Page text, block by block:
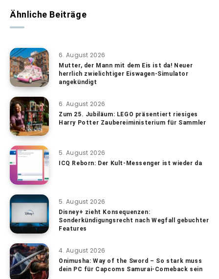
Ähnliche Beiträge
6. August 2026
Mutter, der Mann mit dem Eis ist da! Neuer
herrlich zwielichtiger Eiswagen-Simulator
angekündigt
6. August 2026
Zum 25. Jubiläum: LEGO präsentiert riesiges
Harry Potter Zaubereiministerium für Sammler
5. August 2026
ICQ Reborn: Der Kult-Messenger ist wieder da
5. August 2026
Disney+ zieht Konsequenzen:
Sonderkündigungsrecht nach Wegfall gebuchter
Features
4. August 2026
Onimusha: Way of the Sword – So stark muss
dein PC für Capcoms Samurai-Comeback sein